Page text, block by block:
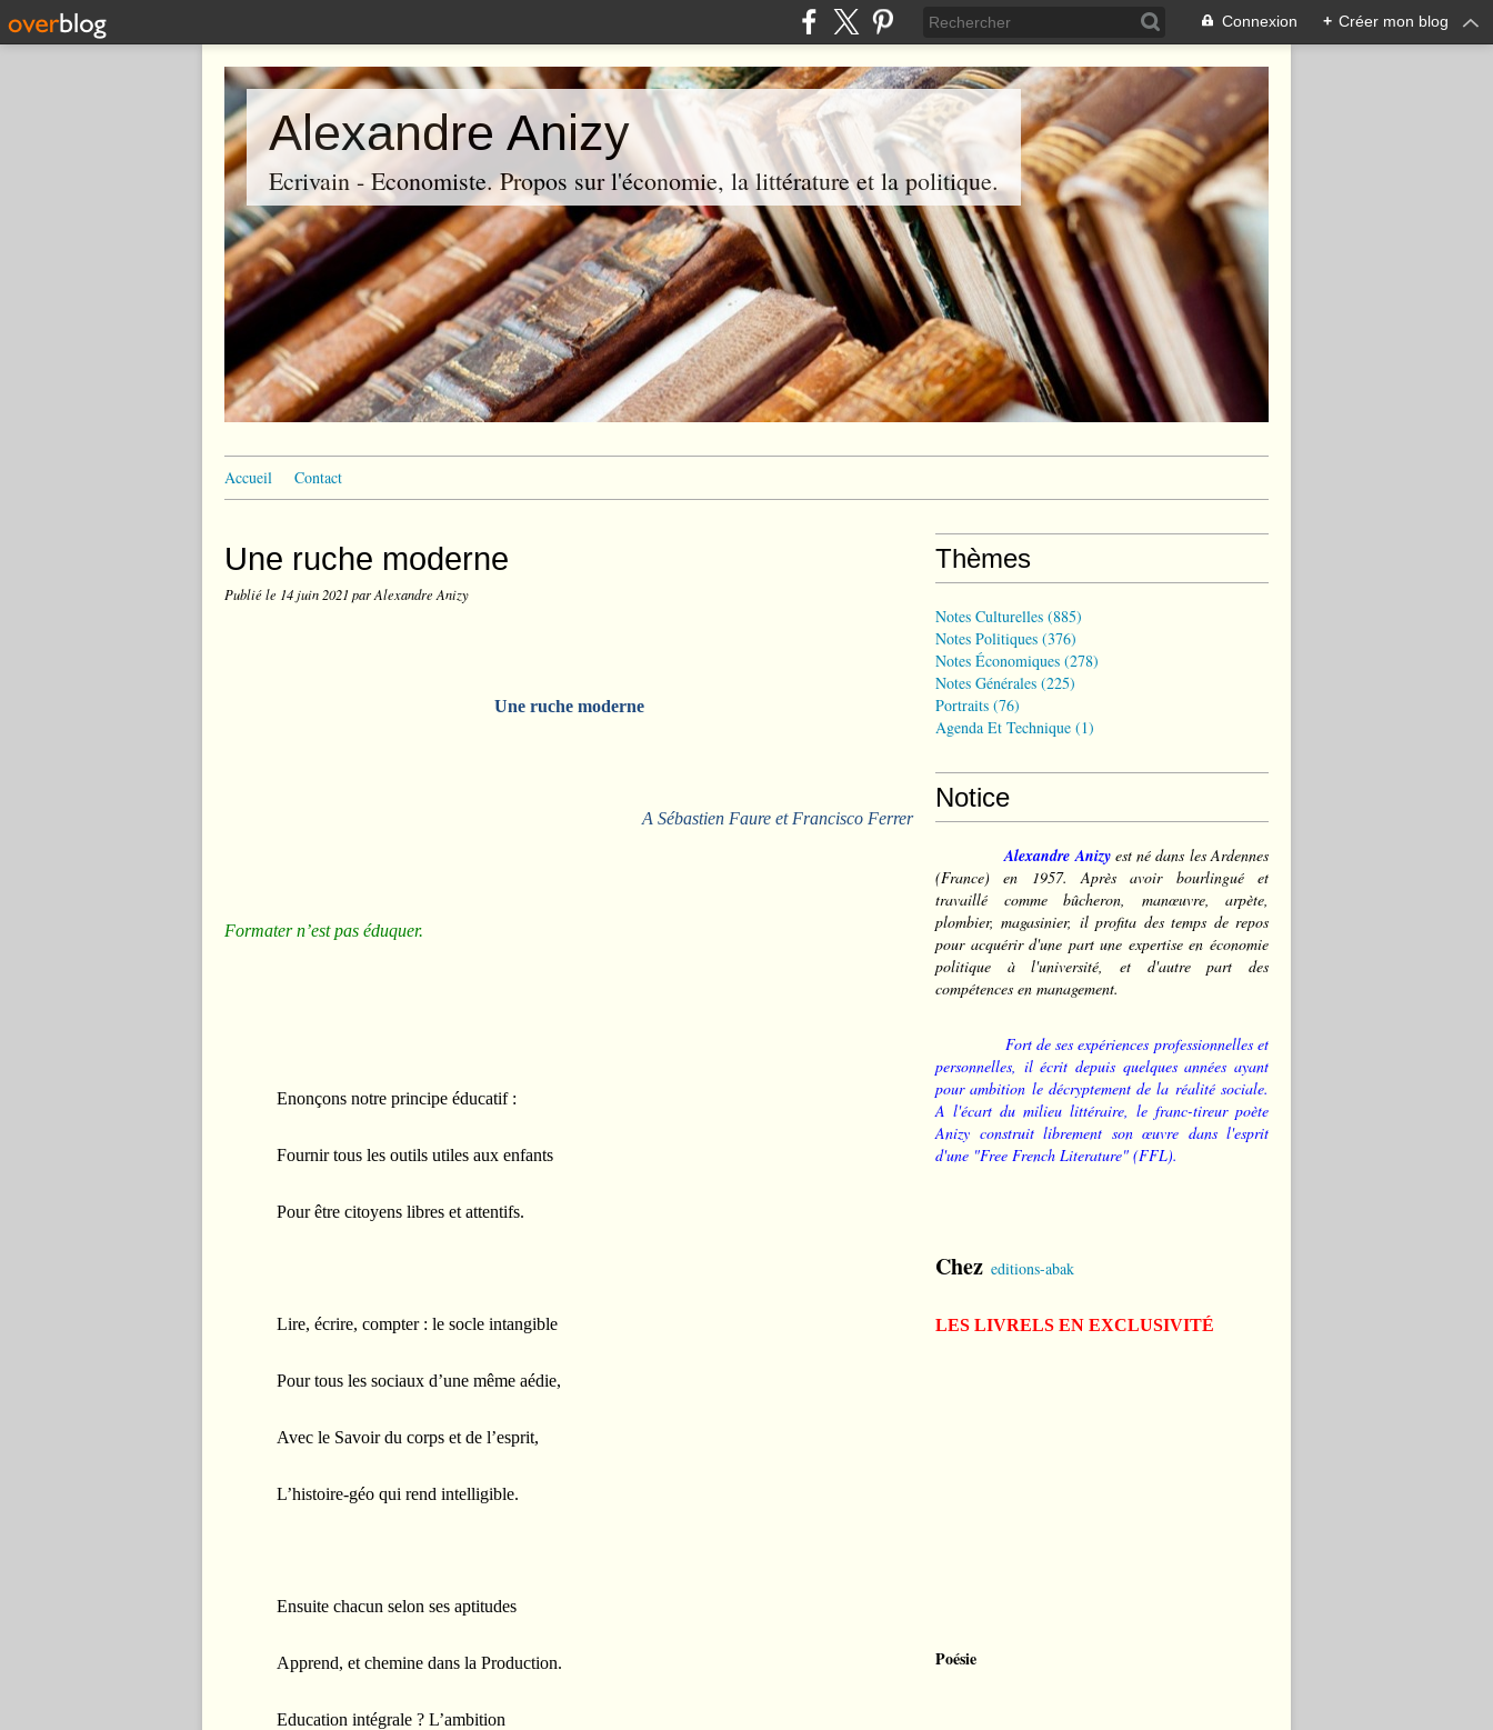
Connexion + Créer mon blog
Alexandre Anizy
Ecrivain - Economiste. Propos sur l'économie, la littérature et la politique.
Accueil Contact
Une ruche moderne
Publié le 14 juin 2021par Alexandre Anizy
Une ruche moderne
A Sébastien Faure et Francisco Ferrer
Formater n’est pas éduquer.
Enonçons notre principe éducatif :
Fournir tous les outils utiles aux enfants
Pour être citoyens libres et attentifs.
Lire, écrire, compter : le socle intangible
Pour tous les sociaux d’une même aédie,
Avec le Savoir du corps et de l’esprit,
L’histoire-géo qui rend intelligible.
Ensuite chacun selon ses aptitudes
Apprend, et chemine dans la Production.
Education intégrale ? L’ambition
Thèmes
Notes Culturelles (885)
Notes Politiques (376)
Notes Économiques (278)
Notes Générales (225)
Portraits (76)
Agenda Et Technique (1)
Notice
Alexandre Anizy est né dans les Ardennes
(France) en 1957. Après avoir bourlingué et
travaillé comme bûcheron, manœuvre, arpète,
plombier, magasinier, il profita des temps de repos
pour acquérir d'une part une expertise en économie
politique à l'université, et d'autre part des
compétences en management.
Fort de ses expériences professionnelles et
personnelles, il écrit depuis quelques années ayant
pour ambition le décryptement de la réalité sociale.
A l'écart du milieu littéraire, le franc-tireur poète
Anizy construit librement son œuvre dans l'esprit
d'une "Free French Literature" (FFL).
Chez editions-abak
LES LIVRELS EN EXCLUSIVITÉ
Poésie